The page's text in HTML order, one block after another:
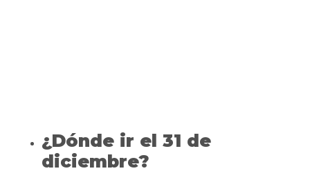
¿Dónde ir el 31 de
diciembre?